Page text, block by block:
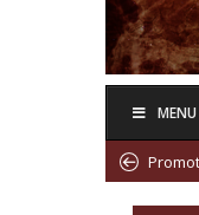
MENU